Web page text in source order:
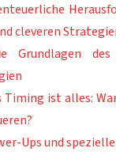
cleveren
Grundlagen
Timing ist alles:
Ups und